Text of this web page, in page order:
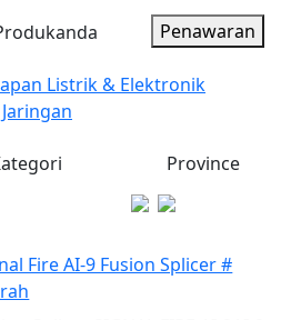
Penawaran
Listrik & Elektronik
Province
Fire AI-9 Fusion Splicer #